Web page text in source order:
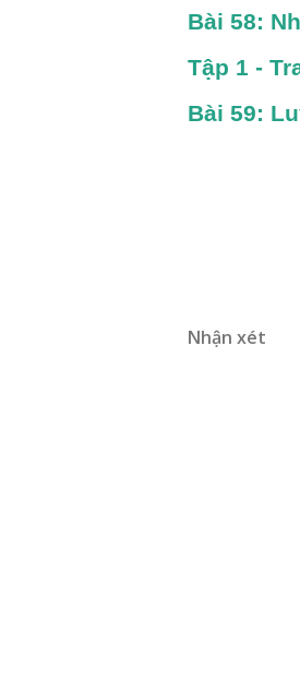
Bài 58:
Tập 1 -
Bài 59:
Nhận xét